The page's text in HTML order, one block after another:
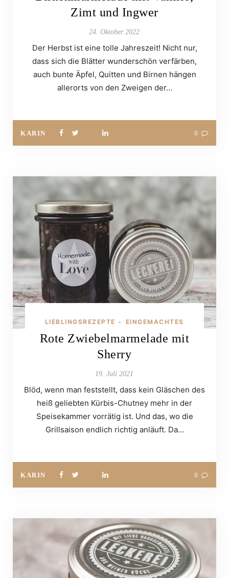
Zimt und Ingwer
24. Oktober 2022
Der Herbst ist eine tolle Jahreszeit! Nicht nur,
dass sich die Blätter wunderschön verfärben,
auch bunte Äpfel, Quitten und Birnen hängen
allerorts von den Zweigen der…
KARIN 0
LIEBLINGSREZEPTE • EINGEMACHTES
Rote Zwiebelmarmelade mit
Sherry
19. Juli 2021
Blöd, wenn man feststellt, dass kein Gläschen des
heiß geliebten Kürbis-Chutney mehr in der
Speisekammer vorrätig ist. Und das, wo die
Grillsaison endlich richtig anläuft. Da…
KARIN 0